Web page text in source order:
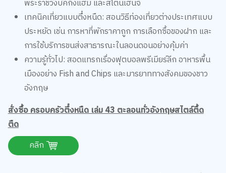
ประหยัด เช่น การหาที่พักราคาถูก การเลือกซื้อของฝาก และ
การใช้บริการขนส่งสาธารณะในลอนดอนอย่างคุ้มค่า
ความรู้ทั่วไป: สอดแทรกเรื่องฟุตบอลพรีเมียร์ลีก อาหารพื้น
เมืองอย่าง Fish and Chips และมารยาททางสังคมของชาว
อังกฤษ
สั่งซื้อ ครอบครัวตึ๋งหนืด เล่ม 43 ตะลอนทั่วอังกฤษสไตล์ตื้ด
ก่อนจบบทความไป เรามีสุภาษิตสอนหญิง เขียนโดยสุนทรภู่ ที่เคย